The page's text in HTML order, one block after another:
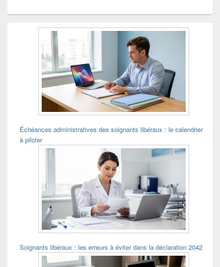
Échéances administratives des soignants libéraux : le calendrier
à piloter
Soignants libéraux : les erreurs à éviter dans la déclaration 2042